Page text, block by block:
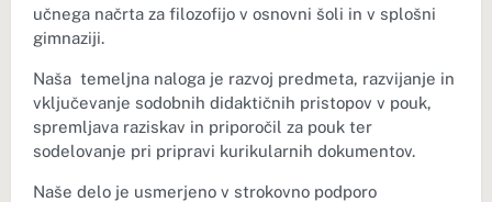
učnega načrta za filozofijo v osnovni šoli in v splošni
gimnaziji.
Naša temeljna naloga je razvoj predmeta, razvijanje in
vključevanje sodobnih didaktičnih pristopov v pouk,
spremljava raziskav in priporočil za pouk ter
sodelovanje pri pripravi kurikularnih dokumentov.
Naše delo je usmerjeno v strokovno podporo